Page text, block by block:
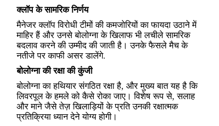
क्लॉप के सामरिक निर्णय
मैनेजर क्लॉप विरोधी टीमों की कमजोरियों का फायदा उठाने में
माहिर हैं और उनसे बोलोग्ना के खिलाफ भी लचीले सामरिक
बदलाव करने की उम्मीद की जाती है। उनके फैसले मैच के
नतीजे पर काफी असर डालेंगे.
बोलोग्ना की रक्षा की कुंजी
बोलोग्ना का हथियार संगठित रक्षा है, और मुख्य बात यह है कि
लिवरपूल के हमले को कैसे रोका जाए। विशेष रूप से, सलाह
और माने जैसे तेज़ खिलाड़ियों के प्रति उनकी रक्षात्मक
प्रतिक्रिया ध्यान देने योग्य होगी।